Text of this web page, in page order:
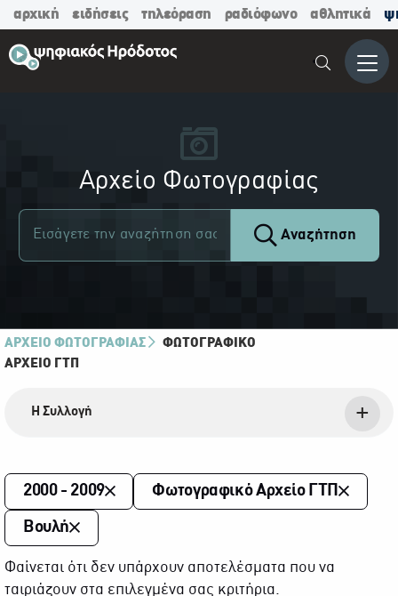
αρχική ειδήσεις τηλεόραση ραδιόφωνο αθλητικά
Μενού
Αρχείο Φωτογραφίας
Αναζήτηση
ΑΡΧΕΙΟ ΦΩΤΟΓΡΑΦΙΑΣ
ΦΩΤΟΓΡΑΦΙΚΌ
ΑΡΧΕΊΟ ΓΤΠ
Η Συλλογή
2000 - 2009 Φωτογραφικό Αρχείο ΓΤΠ
Βουλή
Φαίνεται ότι δεν υπάρχουν αποτελέσματα που να
ταιριάζουν στα επιλεγμένα σας κριτήρια.